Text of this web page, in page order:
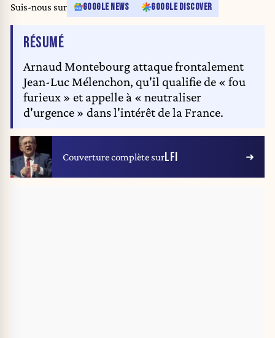
Suis-nous sur GOOGLE NEWS GOOGLE DISCOVER
RÉSUMÉDE L'ARTICLE
Arnaud Montebourg attaque frontalement
Jean-Luc Mélenchon, qu'il qualifie de « fou
furieux » et appelle à « neutraliser
d'urgence » dans l'intérêt de la France.
Couverture complète surLFI